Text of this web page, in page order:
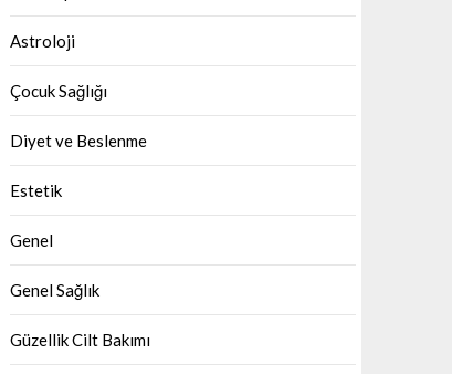
Astroloji
Çocuk Sağlığı
Diyet ve Beslenme
Estetik
Genel
Genel Sağlık
Güzellik Cilt Bakımı